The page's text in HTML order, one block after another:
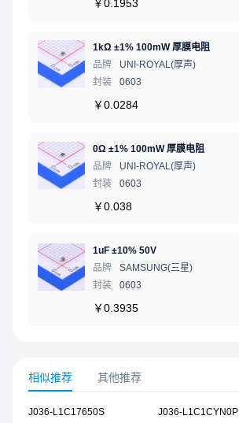
￥0.1953
1kΩ ±1% 100mW 厚膜电阻
品牌
UNI-ROYAL(厚声)
封装
0603
￥0.0284
0Ω ±1% 100mW 厚膜电阻
品牌
UNI-ROYAL(厚声)
封装
0603
￥0.038
1uF ±10% 50V
品牌
SAMSUNG(三星)
封装
0603
￥0.3935
相似推荐 其他推荐
J036-L1C17650S J036-L1C1CYN0P